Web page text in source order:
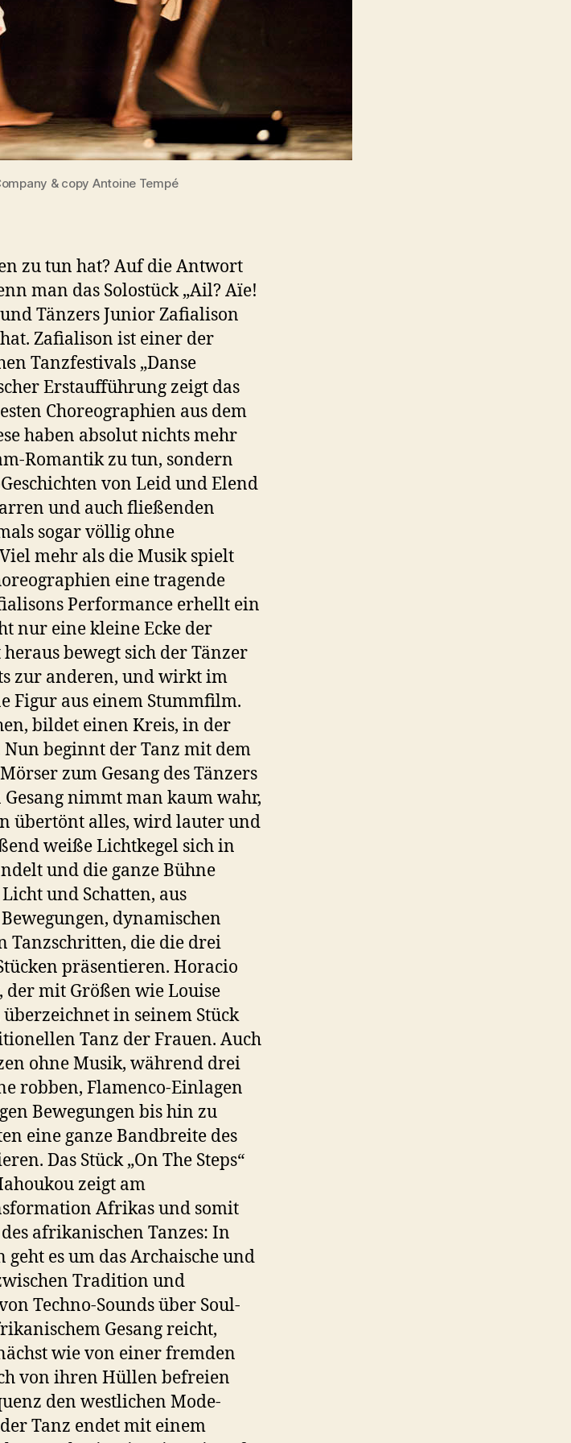
& copy Antoine Tempé
zu tun hat? Auf die Antwort
man das Solostück „Ail? Aїe!
Tänzers Junior Zafialison
Zafialison ist einer der
Tanzfestivals „Danse
Erstaufführung zeigt das
Choreographien aus dem
haben absolut nichts mehr
Romantik zu tun, sondern
von Leid und Elend
und auch fließenden
sogar völlig ohne
mehr als die Musik spielt
eine tragende
Performance erhellt ein
nur eine kleine Ecke der
bewegt sich der Tänzer
zur anderen, und wirkt im
Figur aus einem Stummfilm.
bildet einen Kreis, in der
beginnt der Tanz mit dem
zum Gesang des Tänzers
nimmt man kaum wahr,
übertönt alles, wird lauter und
weiße Lichtkegel sich in
und die ganze Bühne
und Schatten, aus
dynamischen
Tanzschritten, die die drei
präsentieren. Horacio
der mit Größen wie Louise
in seinem Stück
Tanz der Frauen. Auch
ohne Musik, während drei
robben, Flamenco-Einlagen
Bewegungen bis hin zu
eine ganze Bandbreite des
Das Stück „On The Steps“
zeigt am
Afrikas und somit
afrikanischen Tanzes: In
geht es um das Archaische und
Tradition und
Techno-Sounds über Soul-
Gesang reicht,
wie von einer fremden
von ihren Hüllen befreien
den westlichen Mode-
Tanz endet mit einem